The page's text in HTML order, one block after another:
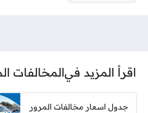
اقرأ المزيد فيالمخالفات
جدول اسعار مخالفات المرور